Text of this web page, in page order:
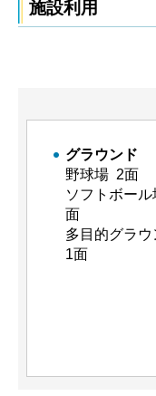
施設利用
グラウンド
野球場 2面
ソフトボー
面
多目的グラウ
1面